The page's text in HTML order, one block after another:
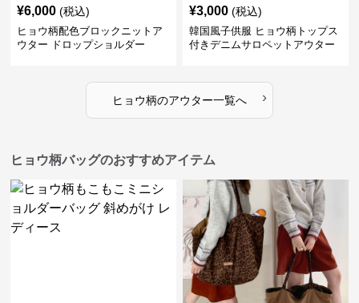
¥6,000 (税込)
ヒョウ柄配色ブロックニットア
ウター ドロップショルダー
¥3,000 (税込)
韓国風子供服 ヒョウ柄トップス
付きデニムサロペットアウター
ヒョウ柄のアウター一覧へ ›
ヒョウ柄バッグのおすすめアイテム